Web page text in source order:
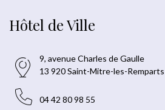
Hôtel de Ville
9, avenue Charles de Gaulle
13 920 Saint-Mitre-les-Remparts
04 42 80 98 55